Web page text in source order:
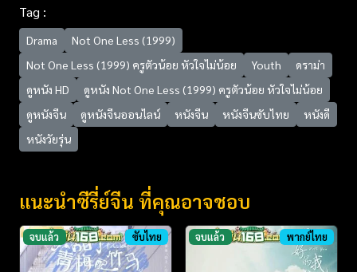
Tag :
Drama
Not One Less (1999)
Not One Less (1999) ครูตัวน้อย หัวใจไม่น้อย
Youth
ดราม่า
ดูหนัง HD
ดูหนัง Not One Less (1999) ครูตัวน้อย หัวใจไม่น้อย
ดูหนังจีน
ดูหนังจีนออนไลน์ หนังจีน หนังจีนซับไทย
หนังดี
หนังวัยรุ่น
แนะนำซีรี่ย์จีน ที่คุณอาจชอบ
จบแล้ว ซับไทย จบแล้ว พากย์ไทย